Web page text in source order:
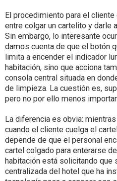
El procedimiento para el
entre colgar un cartelito y darle
Sin embargo, lo interesante
damos cuenta de que el botón
limita a encender el indicador
habitación, sino que acciona
consola central situada en
de limpieza. La cuestión es,
pero no por ello menos
La diferencia es obvia:
cuando el cliente cuelga el
depende de que el personal
cartel colgado para enterarse
habitación está solicitando que
centralizada del hotel que ha